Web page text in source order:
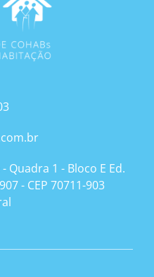
Quadra 1 - Bloco E Ed.
- CEP 70711-903